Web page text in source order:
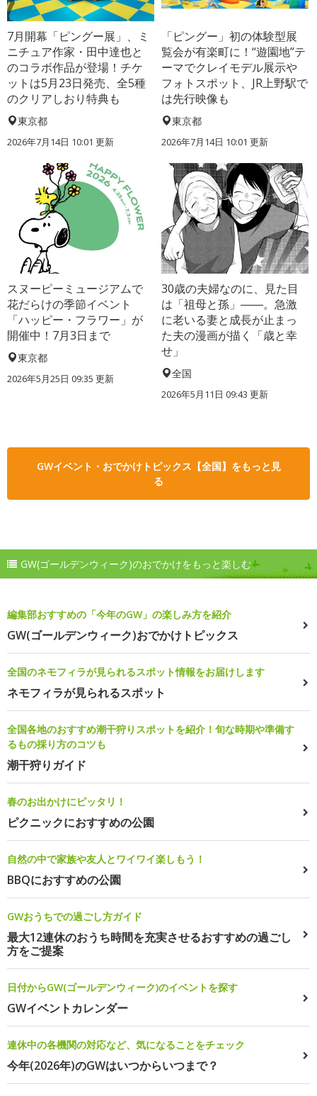
7月開幕「ピングー展」、ミ
ニチュア作家・田中達也と
のコラボ作品が登場！チケ
ットは5月23日発売、全5種
のクリアしおり特典も
東京都
2026年7月14日 10:01 更新
「ピングー」初の体験型展
覧会が有楽町に！“遊園地”テ
ーマでクレイモデル展示や
フォトスポット、JR上野駅で
は先行映像も
東京都
2026年7月14日 10:01 更新
スヌーピーミュージアムで
花だらけの季節イベント
「ハッピー・フラワー」が
開催中！7月3日まで
東京都
2026年5月25日 09:35 更新
30歳の夫婦なのに、見た目
は「祖母と孫」――。急激
に老いる妻と成長が止まっ
た夫の漫画が描く「歳と幸
せ」
全国
2026年5月11日 09:43 更新
GWイベント・おでかけトピックス【全国】をもっと見
る
GW(ゴールデンウィーク)のおでかけをもっと楽しむ
編集部おすすめの「今年のGW」の楽しみ方を紹介
GW(ゴールデンウィーク)おでかけトピックス
全国のネモフィラが見られるスポット情報をお届けします
ネモフィラが見られるスポット
全国各地のおすすめ潮干狩りスポットを紹介！旬な時期や準備す
るもの採り方のコツも
潮干狩りガイド
春のお出かけにピッタリ！
ピクニックにおすすめの公園
自然の中で家族や友人とワイワイ楽しもう！
BBQにおすすめの公園
GWおうちでの過ごし方ガイド
最大12連休のおうち時間を充実させるおすすめの過ごし
方をご提案
日付からGW(ゴールデンウィーク)のイベントを探す
GWイベントカレンダー
連休中の各機関の対応など、気になることをチェック
今年(2026年)のGWはいつからいつまで？